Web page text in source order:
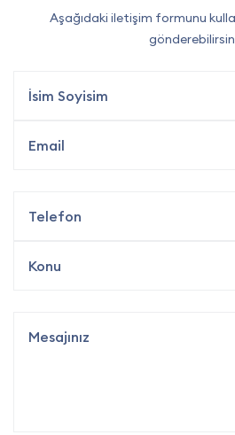
Aşağıdaki iletişim formunu